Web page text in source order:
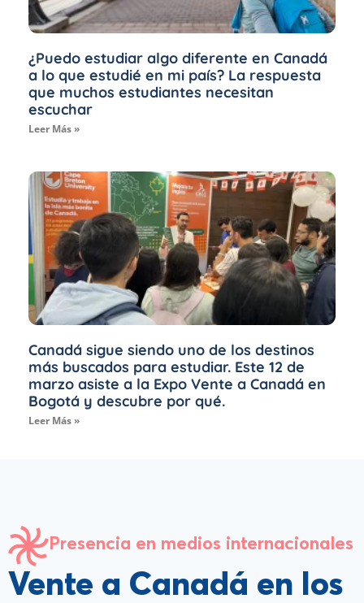
¿Puedo estudiar algo diferente en Canadá
a lo que estudié en mi país? La respuesta
que muchos estudiantes necesitan
escuchar
Leer Más »
Canadá sigue siendo uno de los destinos
más buscados para estudiar. Este 12 de
marzo asiste a la Expo Vente a Canadá en
Bogotá y descubre por qué.
Leer Más »
Presencia en medios internacionales
Vente a Canadá en los